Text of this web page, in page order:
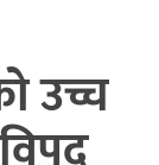
उच्च